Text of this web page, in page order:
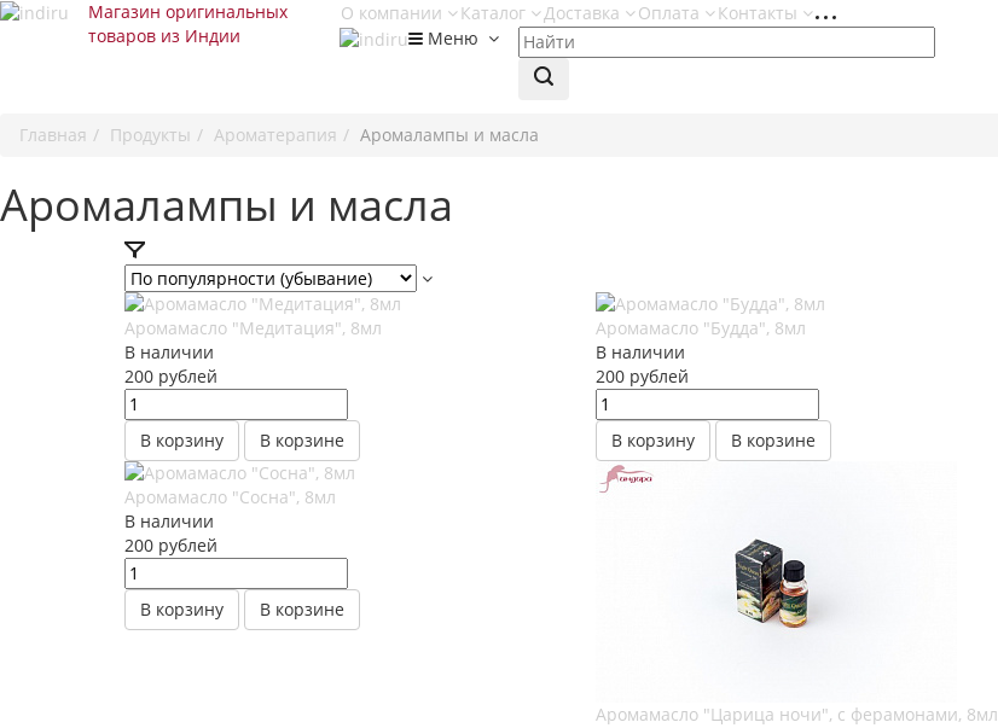
Магазин оригинальных
товаров из Индии
О компании Каталог Доставка Оплата
Контакты
Меню
Главная Продукты Ароматерапия Аромалампы и масла
Аромалампы и масла
Аромамасло "Медитация", 8мл
В наличии
200 рублей
В корзину В корзине
Аромамасло "Будда", 8мл
В наличии
200 рублей
В корзину В корзине
Аромамасло "Сосна", 8мл
В наличии
200 рублей
В корзину В корзине
Аромамасло "Царица ночи", с ферамонами, 8мл